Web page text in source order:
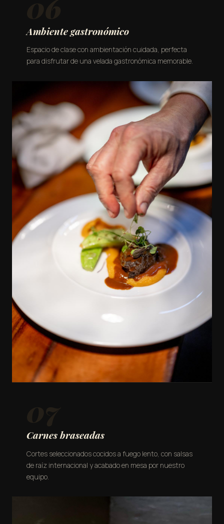
Ambiente gastronómico
Espacio de clase con ambientación cuidada, perfecta
para disfrutar de una velada gastronómica memorable.
Carnes braseadas
Cortes seleccionados cocidos a fuego lento, con salsas
de raíz internacional y acabado en mesa por nuestro
equipo.